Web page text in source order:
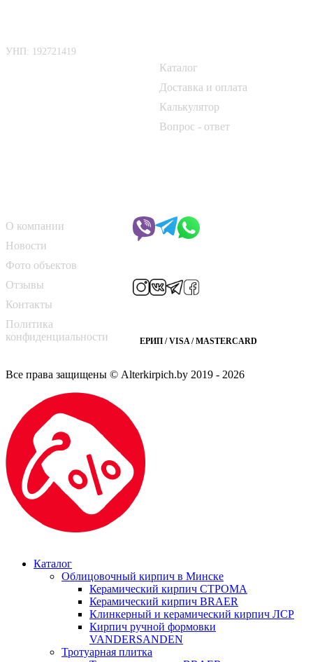
УНП: 192721419
Каталог
Доставка и оплата
Калькулятор
Вопрос - ответ
О компании
Новости
Фото объектов
Отзывы
Контакты
Политика
конфиденциальности
ЕРИП / VISA / MASTERCARD
Все права защищены © Alterkirpich.by 2019 - 2026
Каталог
Облицовочный кирпич в Минске
Керамический кирпич СТРОМА
Керамический кирпич BRAER
Клинкерный и керамический кирпич ЛСР
Кирпич ручной формовки
VANDERSANDEN
Тротуарная плитка